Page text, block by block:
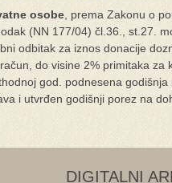
osobe , prema Zakonu o
(NN 177/04) čl.36., st.27.
odbitak za iznos donacije
do visine 2% primitaka za
god. podnesena godišnja
i utvrđen godišnji porez na
DIGITALNI